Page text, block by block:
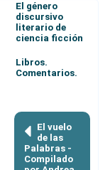
El género
discursivo
literario de
ciencia ficción
Libros.
Comentarios.
El vuelo
de las
Palabras -
Compilado